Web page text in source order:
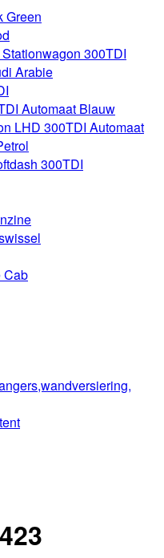
Green
300TDI
Arabie
Automaat Blauw
LHD 300TDI Automaat
300TDI
Cab